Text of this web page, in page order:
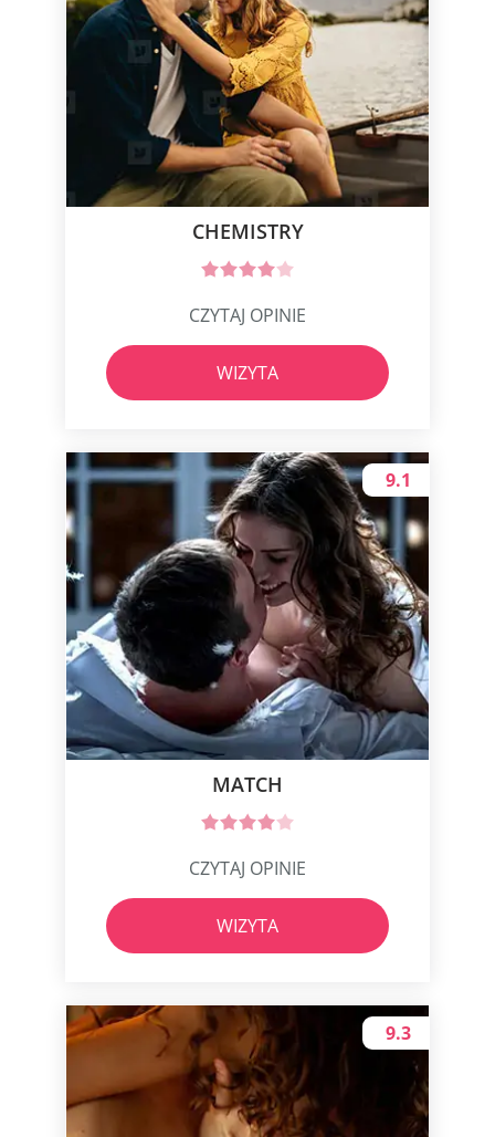
CHEMISTRY
CZYTAJ OPINIE
WIZYTA
MATCH
9.1
CZYTAJ OPINIE
WIZYTA
9.3